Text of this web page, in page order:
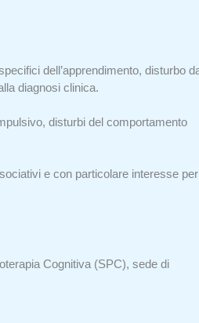
dell’apprendimento, disturbo
diagnosi clinica.
disturbi del comportamento
e con particolare interesse per
Cognitiva (SPC), sede di